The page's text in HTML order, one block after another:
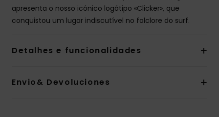
apresenta o nosso icónico logótipo «Clicker», que
conquistou um lugar indiscutível no folclore do surf.
Detalhes e funcionalidades
Envio& Devoluciones